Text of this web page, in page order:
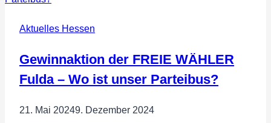
Aktuelles Hessen
Gewinnaktion der FREIE WÄHLER
Fulda – Wo ist unser Parteibus?
21. Mai 20249. Dezember 2024